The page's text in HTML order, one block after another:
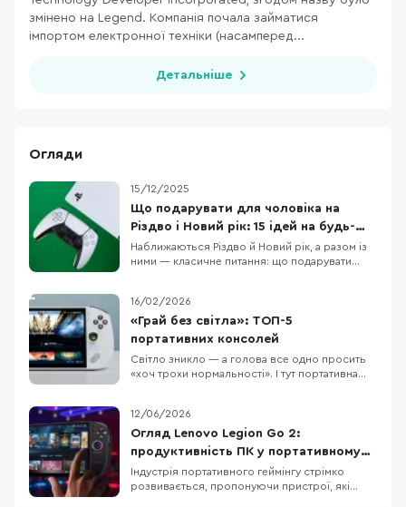
змінено на Legend. Компанія почала займатися
імпортом електронної техніки (насамперед...
Детальніше
Огляди
15/12/2025
Що подарувати для чоловіка на
Різдво і Новий рік: 15 ідей на будь-
який бюджет
Наближаються Різдво й Новий рік, а разом із
ними — класичне питання: що подарувати
ідей під різні сценарії життя: для геймера,
офісного працівника, спортсмена, меломана
та любителя подорожей. Тут немає
випадкових по
16/02/2026
«Грай без світла»: ТОП-5
портативних консолей
Світло зникло — а голова все одно просить
«хоч трохи нормальності». І тут портативна
зручніше, увімкнув — і маєш свій маленький
острів стабільності. Коли світла немає,
дрібниці раптом стають великими: зручний
хват, яскр
12/06/2026
Огляд Lenovo Legion Go 2:
продуктивність ПК у портативному
форматі
Індустрія портативного геймінгу стрімко
розвивається, пропонуючи пристрої, які